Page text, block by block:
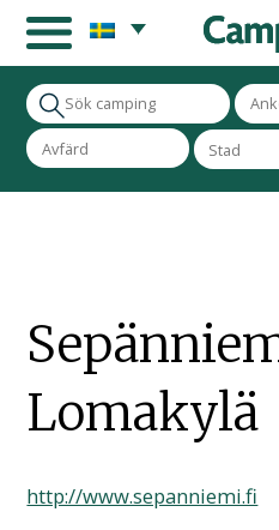
Lomakylä
http://www.sepanniemi.fi